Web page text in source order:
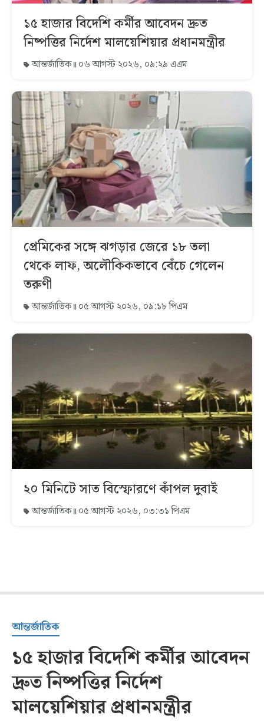
১৫ হাজার বিদেশি কর্মীর আবেদন দ্রুত
নিষ্পত্তির নির্দেশ মালয়েশিয়ার প্রধানমন্ত্রীর
আন্তর্জাতিক ০৬ আগস্ট ২০২৬, ০৯:২৯ এএম
প্রেমিকের সঙ্গে ঝগড়ার জেরে ১৮ তলা
থেকে লাফ, অলৌকিকভাবে বেঁচে গেলেন
তরুণী
আন্তর্জাতিক ০৫ আগস্ট ২০২৬, ০৯:১৮ পিএম
২০ মিনিটে সাত বিস্ফোরণে কাঁপল দুবাই
আন্তর্জাতিক ০৫ আগস্ট ২০২৬, ০৩:৩১ পিএম
আন্তর্জাতিক
১৫ হাজার বিদেশি কর্মীর আবেদন
দ্রুত নিষ্পত্তির নির্দেশ
মালয়েশিয়ার প্রধানমন্ত্রীর